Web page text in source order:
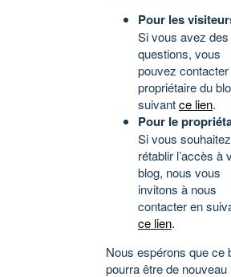
Pour les
Si vous avez des
questions, vous
pouvez
propriétaire du
suivantce lien.
Pour le
Si vous souhaitez
rétablir l’accès à
blog, nous vous
invitons à nous
contacter en
ce lien.
Nous espérons que ce
pourra être de nouveau